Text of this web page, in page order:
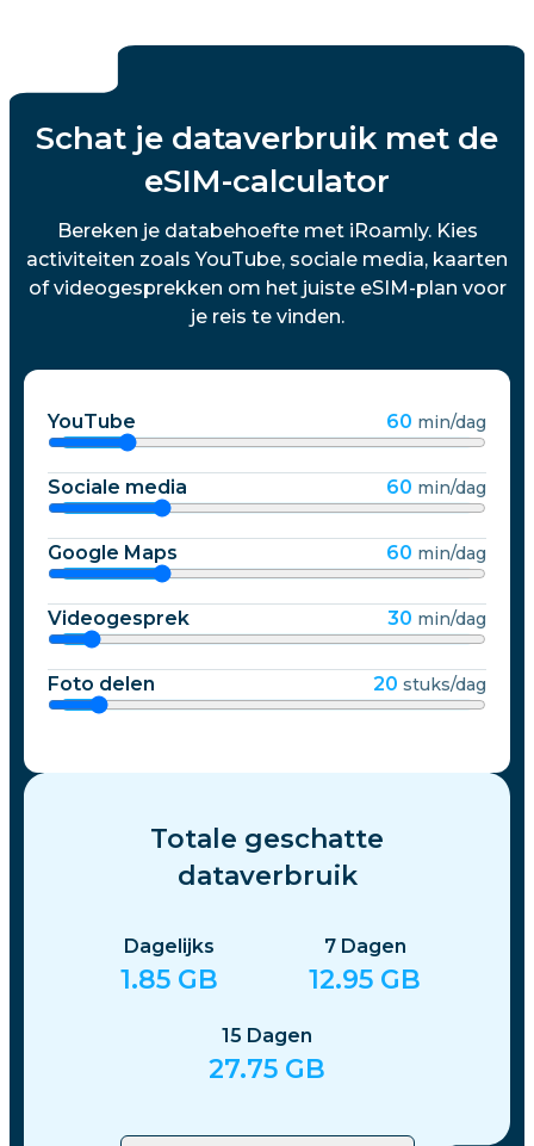
Schat je dataverbruik met de
eSIM-calculator
Bereken je databehoefte met iRoamly. Kies
activiteiten zoals YouTube, sociale media, kaarten
of videogesprekken om het juiste eSIM-plan voor
je reis te vinden.
YouTube 60 min/dag
Sociale media 60 min/dag
Google Maps 60 min/dag
Videogesprek 30 min/dag
Foto delen 20 stuks/dag
Totale geschatte
dataverbruik
Dagelijks
1.85 GB
7 Dagen
12.95 GB
15 Dagen
27.75 GB